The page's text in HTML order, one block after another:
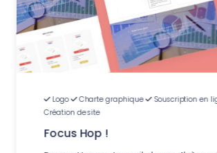
Logo Charte graphique Souscription en
Création de site
Focus Hop !